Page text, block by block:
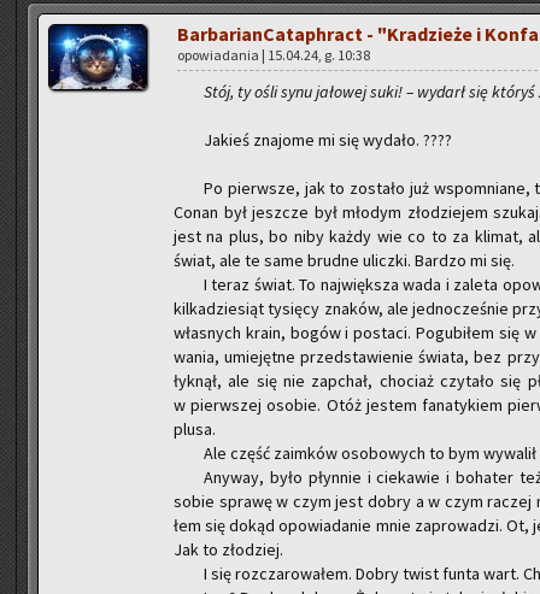
Bar­ba­rian­Ca­ta­ph­ract - "Kra­dzie­że i
opo­wia­da­nia | 15.04.24, g. 10:38
Stój, ty ośli synu ja­ło­wej suki! – wy­darł się
Ja­kieś zna­jo­me mi się wy­da­ło. ????
Po pierw­sze, jak to zo­sta­ło już
Conan był jesz­cze był mło­dym zło­dzie­jem
jest na plus, bo niby każdy wie co to za kli­mat,
świat, ale te same brud­ne ulicz­ki. Bar­dzo mi się.
I teraz świat. To naj­więk­sza wada i za­le­ta
kil­ka­dzie­siąt ty­się­cy zna­ków, ale jed­no­cze­śnie
wła­snych krain, bogów i po­sta­ci. Po­gu­bi­łem się
wa­nia, umie­jęt­ne przed­sta­wie­nie świa­ta, bez
łyk­nął, ale się nie za­pchał, cho­ciaż czy­ta­ło
w pierw­szej oso­bie. Otóż je­stem fa­na­ty­kiem
plusa.
Ale część za­im­ków oso­bo­wych to bym
Any­way, było płyn­nie i cie­ka­wie i bo­ha­ter
sobie spra­wę w czym jest dobry a w czym
łem się dokąd opo­wia­da­nie mnie za­pro­wa­dzi. Ot,
Jak to zło­dziej.
I się roz­cza­ro­wa­łem. Dobry twist funta wart.